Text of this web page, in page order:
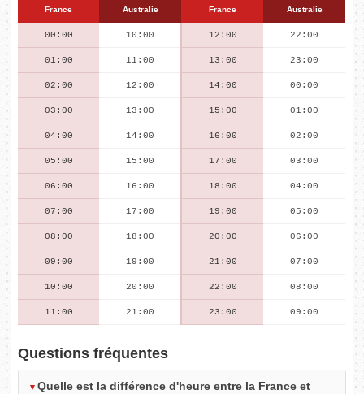
France Australie France Australie
00:00 10:00 12:00 22:00
01:00 11:00 13:00 23:00
02:00 12:00 14:00 00:00
03:00 13:00 15:00 01:00
04:00 14:00 16:00 02:00
05:00 15:00 17:00 03:00
06:00 16:00 18:00 04:00
07:00 17:00 19:00 05:00
08:00 18:00 20:00 06:00
09:00 19:00 21:00 07:00
10:00 20:00 22:00 08:00
11:00 21:00 23:00 09:00
Questions fréquentes
Quelle est la différence d'heure entre la France et